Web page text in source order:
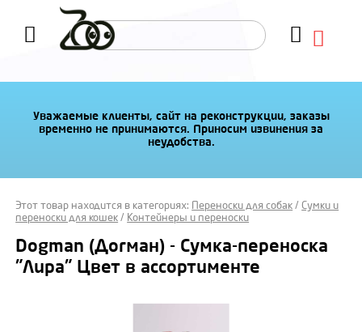
Уважаемые клиенты, сайт на реконструкции, заказы
временно не принимаются. Приносим извинения за
неудобства.
Этот товар находится в категориях: Переноски для собак /Сумки и
переноски для кошек / Контейнеры и переноски
Dogman (Догман) - Сумка-переноска
"Лира" Цвет в ассортименте